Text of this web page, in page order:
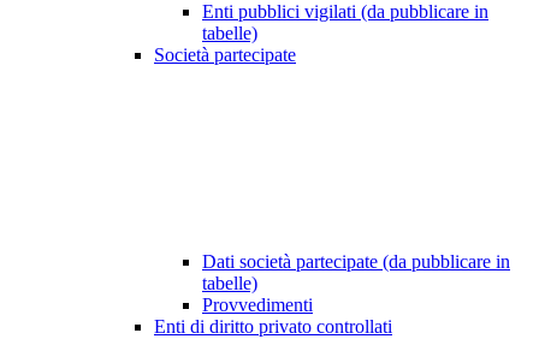
Enti pubblici vigilati (da pubblicare in
tabelle)
Società partecipate
Dati società partecipate (da pubblicare in
tabelle)
Provvedimenti
Enti di diritto privato controllati